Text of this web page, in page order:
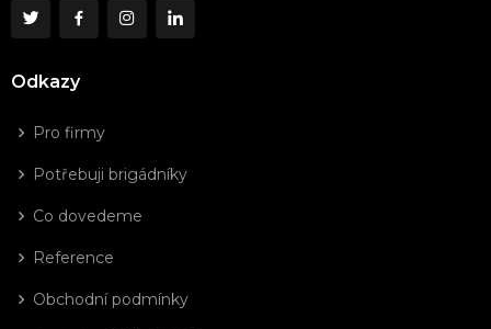
Odkazy
Pro firmy
Potřebuji brigádníky
Co dovedeme
Reference
Obchodní podmínky